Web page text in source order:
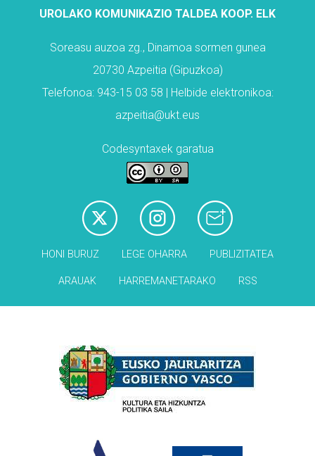
UROLAKO KOMUNIKAZIO TALDEA KOOP. ELK
Soreasu auzoa zg., Dinamoa sormen gunea
20730 Azpeitia (Gipuzkoa)
Telefonoa: 943-15 03 58 | Helbide elektronikoa:
azpeitia@ukt.eus
Codesyntaxek garatua
HONI BURUZ LEGE OHARRA PUBLIZITATEA
ARAUAK HARREMANETARAKO RSS